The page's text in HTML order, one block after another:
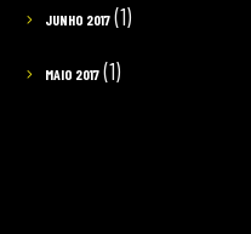
JUNHO 2017(1)
MAIO 2017(1)